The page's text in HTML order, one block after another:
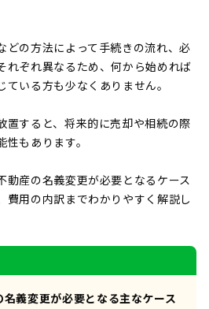
どの方法によって手続きの流れ、必
れぞれ異なるため、何から始めれば
いる方も少なくありません。
置すると、将来的に売却や相続の際
もあります。
動産の名義変更が必要となるケース
費用の内訳までわかりやすく解説し
義変更が必要となる主なケース